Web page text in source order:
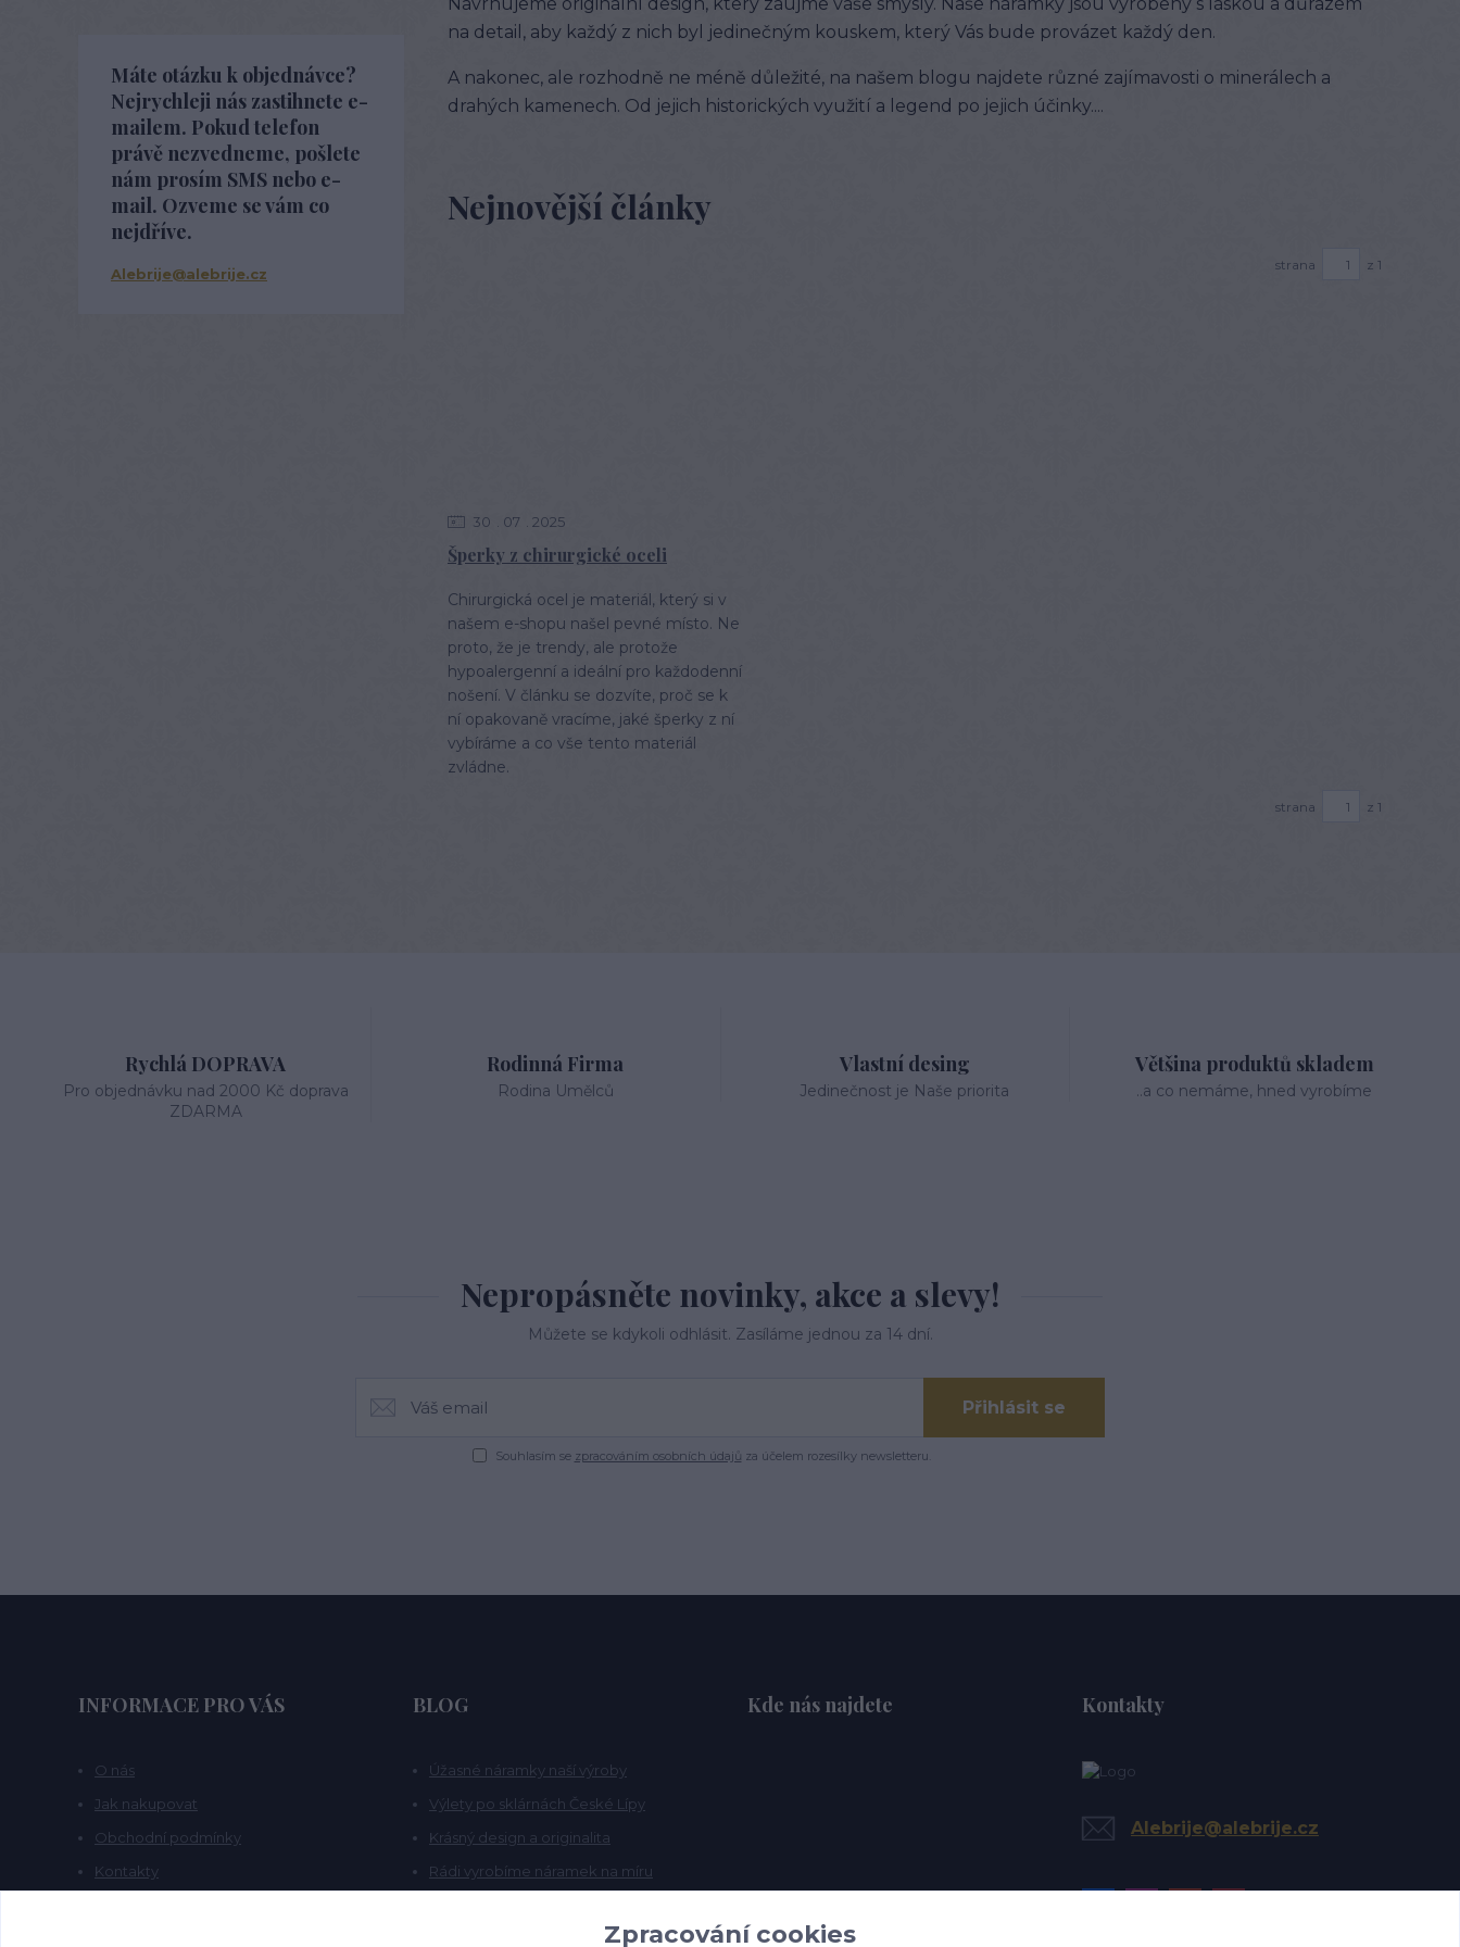
Dámské trenky
Pánské trenky
Dětské trenky
Máte otázku k objednávce?
Nejrychleji nás zastihnete e-
mailem. Pokud telefon
právě nezvedneme, pošlete
nám prosím SMS nebo e-
mail. Ozveme se vám co
nejdříve.
Alebrije@alebrije.cz
na detail, aby každý z nich byl jedinečným kouskem, který Vás bude provázet každý den.
A nakonec, ale rozhodně ne méně důležité, na našem blogu najdete různé zajímavosti o minerálech a
drahých kamenech. Od jejich historických využití a legend po jejich účinky....
Nejnovější články
strana z 1
Šperky z chirurgické oceli
30 07 2025
Chirurgická ocel je materiál, který si v
našem e-shopu našel pevné místo. Ne
proto, že je trendy, ale protože
hypoalergenní a ideální pro každodenní
nošení. V článku se dozvíte, proč se k
ní opakovaně vracíme, jaké šperky z ní
vybíráme a co vše tento materiál
zvládne.
strana z 1
Rychlá DOPRAVA
Pro objednávku nad 2000 Kč doprava
ZDARMA
Rodinná Firma
Rodina Umělců
Vlastní desing
Jedinečnost je Naše priorita
Většina produktů skladem
..a co nemáme, hned vyrobíme
Nepropásněte novinky, akce a slevy!
Můžete se kdykoli odhlásit. Zasíláme jednou za 14 dní.
Přihlásit se
Souhlasím se zpracováním osobních údajů za účelem rozesílky newsletteru.
INFORMACE PRO VÁS
O nás
Jak nakupovat
Obchodní podmínky
Kontakty
BLOG
Úžasné náramky naší výroby
Výlety po sklárnách České Lípy
Krásný design a originalita
Rádi vyrobíme náramek na míru
Kde nás najdete Kontakty
Alebrije@alebrije.cz
Zpracování cookies